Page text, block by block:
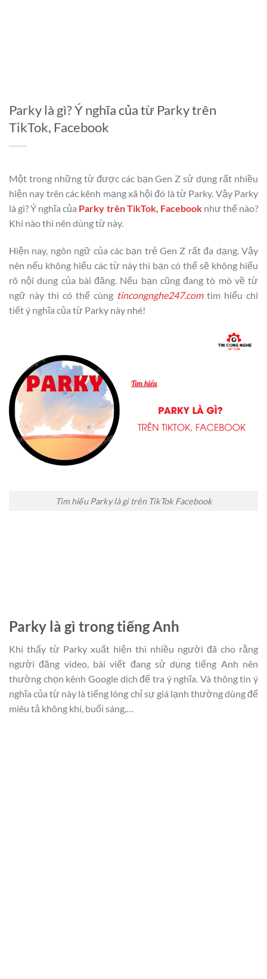
Parky là gì? Ý nghĩa của từ Parky trên
TikTok, Facebook
Một trong những từ được các bạn Gen Z sử dụng rất nhiều
hiện nay trên các kênh mạng xã hội đó là từ Parky. Vậy Parky
là gì? Ý nghĩa của Parky trên TikTok, Facebooknhư thế nào?
Khi nào thì nên dùng từ này.
Hiện nay, ngôn ngữ của các bạn trẻ Gen Z rất đa dạng. Vậy
nên nếu không hiểu các từ này thì bạn có thể sẽ không hiểu
rõ nội dung của bài đăng. Nếu bạn cũng đang tò mò về từ
ngữ này thì có thể cùng tincongnghe247.comtìm hiểu chi
tiết ý nghĩa của từ Parky này nhé!
Tìm hiểu Parky là gì trên TikTok Facebook
Parky là gì trong tiếng Anh
Khi thấy từ Parky xuất hiện thì nhiều người đã cho rằng
người đăng video, bài viết đang sử dụng tiếng Anh nên
thường chọn kênh Google dịch để tra ý nghĩa. Và thông tin ý
nghĩa của từ này là tiếng lóng chỉ sự giá lạnh thường dùng để
miêu tả không khí, buổi sáng,…